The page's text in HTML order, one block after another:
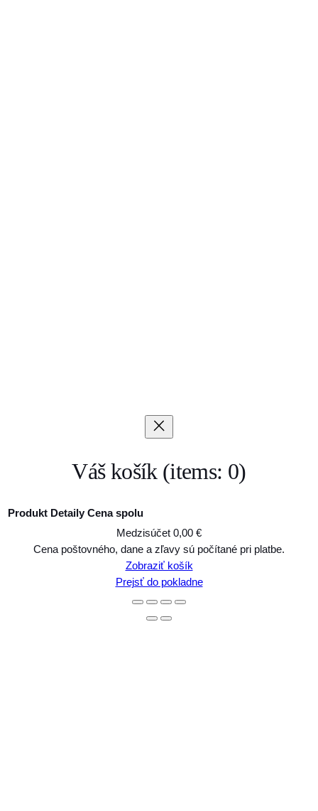
Váš košík (items: 0)
Produkty
Produkt Detaily Cena spolu
Medzisúčet 0,00 €
Cena poštovného, dane a zľavy sú počítané pri platbe.
Zobraziť košík
Prejsť do pokladne